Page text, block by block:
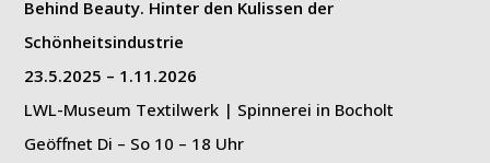
Behind Beauty. Hinter den Kulissen der
Schönheitsindustrie
23.5.2025 – 1.11.2026
LWL-Museum Textilwerk | Spinnerei in Bocholt
Geöffnet Di – So 10 – 18 Uhr